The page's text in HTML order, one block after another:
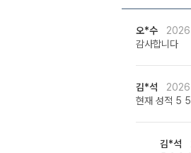
오*수
감사합니다
김*석
현재 성적 5
김*석